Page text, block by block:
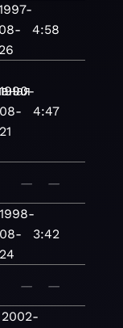
08-
26
4:58
1990-
08-
21
4:47
— —
1998-
08-
24
3:42
— —
2002-